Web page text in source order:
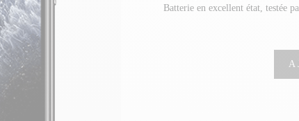
Batterie en excellent état, testée